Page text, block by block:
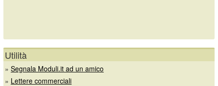
Utilità
»Segnala Moduli.it ad un amico
» Lettere commerciali